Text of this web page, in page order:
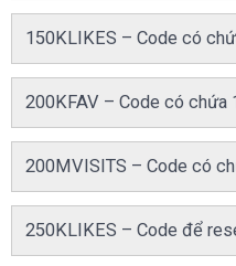
150KLIKES – Code có
200KFAV – Code có chứa
200MVISITS – Code có
250KLIKES – Code để